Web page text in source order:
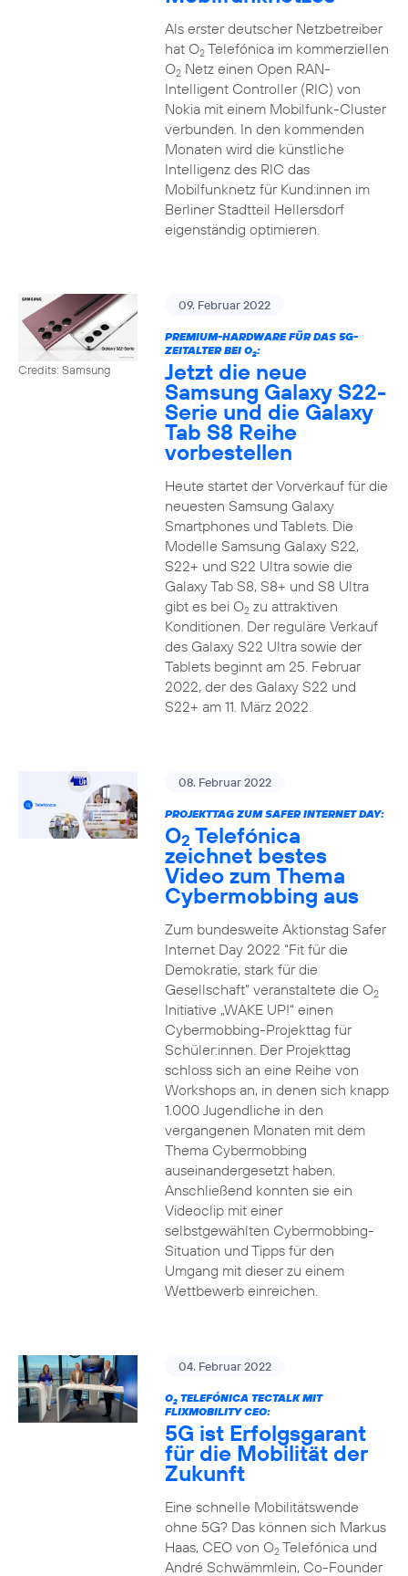
Als erster deutscher Netzbetreiber
hat O2Telefónica im kommerziellen
O2Netz einen Open RAN-
Intelligent Controller (RIC) von
Nokia mit einem Mobilfunk-Cluster
verbunden. In den kommenden
Monaten wird die künstliche
Intelligenz des RIC das
Mobilfunknetz für Kund:innen im
Berliner Stadtteil Hellersdorf
eigenständig optimieren.
Credits: Samsung
09. Februar 2022
PREMIUM-HARDWARE FÜR DAS 5G-
ZEITALTER BEI O2:
Jetzt die neue
Samsung Galaxy S22-
Serie und die Galaxy
Tab S8 Reihe
vorbestellen
Heute startet der Vorverkauf für die
neuesten Samsung Galaxy
Smartphones und Tablets. Die
Modelle Samsung Galaxy S22,
S22+ und S22 Ultra sowie die
Galaxy Tab S8, S8+ und S8 Ultra
gibt es bei O2zu attraktiven
Konditionen. Der reguläre Verkauf
des Galaxy S22 Ultra sowie der
Tablets beginnt am 25. Februar
2022, der des Galaxy S22 und
S22+ am 11. März 2022.
08. Februar 2022
PROJEKTTAG ZUM SAFER INTERNET DAY:
O2 Telefónica
zeichnet bestes
Video zum Thema
Cybermobbing aus
Zum bundesweite Aktionstag Safer
Internet Day 2022 “Fit für die
Demokratie, stark für die
Gesellschaft” veranstaltete die O2
Initiative „WAKE UP!“ einen
Cybermobbing-Projekttag für
Schüler:innen. Der Projekttag
schloss sich an eine Reihe von
Workshops an, in denen sich knapp
1.000 Jugendliche in den
vergangenen Monaten mit dem
Thema Cybermobbing
auseinandergesetzt haben.
Anschließend konnten sie ein
Videoclip mit einer
selbstgewählten Cybermobbing-
Situation und Tipps für den
Umgang mit dieser zu einem
Wettbewerb einreichen.
04. Februar 2022
O2TELEFÓNICA TECTALK MIT
FLIXMOBILITY CEO:
5G ist Erfolgsgarant
für die Mobilität der
Zukunft
Eine schnelle Mobilitätswende
ohne 5G? Das können sich Markus
Haas, CEO von O2Telefónica und
André Schwämmlein, Co-Founder